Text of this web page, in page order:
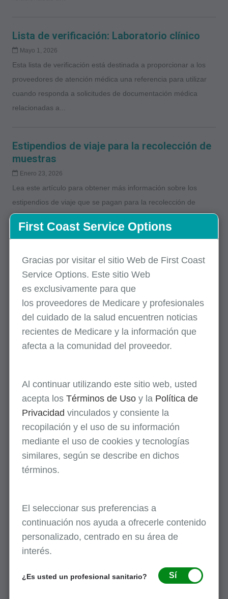
Lista de verificación: Laboratorio clínico
Mayo 1, 2026
Esta lista de verificación está destinada a proporcionar a los
proveedores de atención médica una referencia para utilizar
cuando responda a solicitudes de documentación médica
relacionadas a...
Estipendios de viaje para la recolección de
muestras
Enero 23, 2026
Lea este artículo para obtener más información sobre los
estipendios de viaje que se pagan para la recolección de
muestras.
Posibles violaciones de asignación de los
laboratorios clínicos
Diciembre 30, 2025
Algunos laboratorios clínicos en nuestra jurisdicción están
cobrando a los pacientes antes de realizar los servicios, una
un plan modelo de cumplimiento para los
laboratorios clínicos
Diciembre 10, 2024
La Oficina del Inspector General (OIG) y otras agencias
federales han enfatizado la importancia de planes de
cumplimiento desarrollados e implementados voluntariamente.
La OIG ha suplido directrices...
Recomendaciones acerca del desarrollo de
un plan modelo de cumplimiento para los
laboratorios clínicos
Diciembre 10, 2024
La Oficina del Inspector General (OIG) y otras agencias
federales han enfatizado la importancia de planes de
First Coast Service Options
Gracias por visitar el sitio Web de First Coast
Service Options. Este sitio Web
es exclusivamente para que
los proveedores de Medicare y profesionales
del cuidado de la salud encuentren noticias
recientes de Medicare y la información que
afecta a la comunidad del proveedor.
Al continuar utilizando este sitio web, usted
acepta los Términos de Usoy la Política de
Privacidad vinculados y consiente la
recopilación y el uso de su información
mediante el uso de cookies y tecnologías
similares, según se describe en dichos
términos.
El seleccionar sus preferencias a
continuación nos ayuda a ofrecerle contenido
personalizado, centrado en su área de
interés.
¿Es usted un profesional sanitario? Sí